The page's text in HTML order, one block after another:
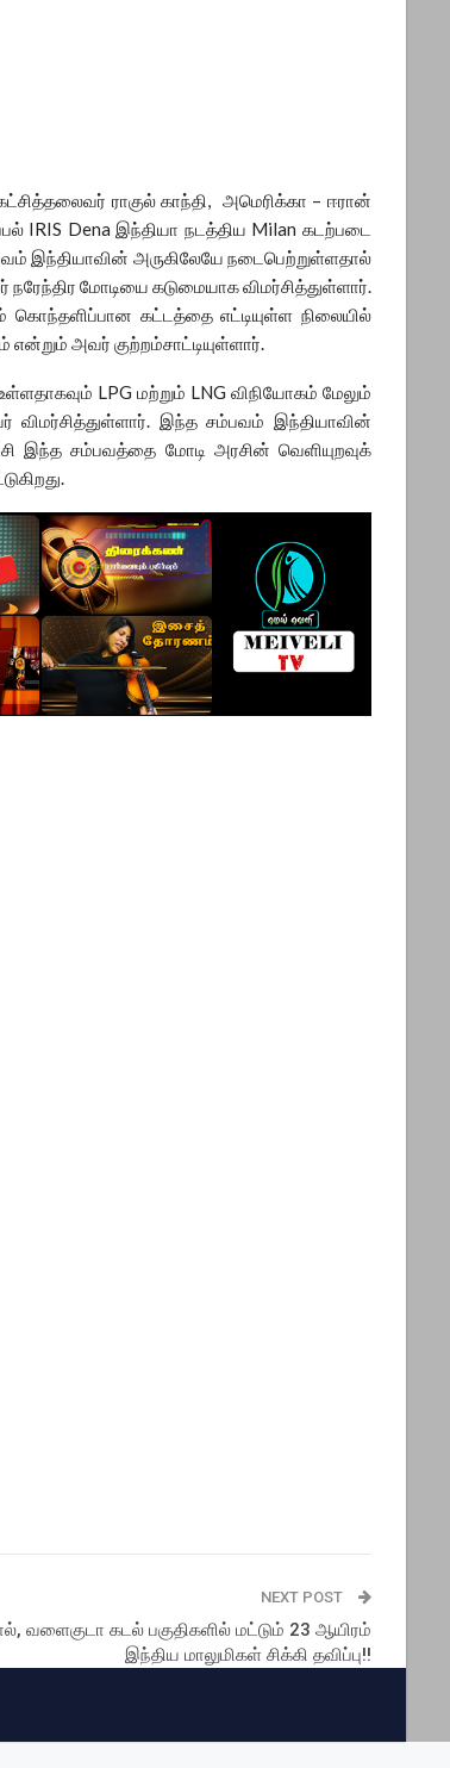
ராகுல் காந்தி, அமெரிக்கா – ஈரான்
IRIS Dena இந்தியா நடத்திய Milan கடற்படை
இந்தியாவின் அருகிலேயே நடைபெற்றுள்ளதால்
மோடியை கடுமையாக விமர்சித்துள்ளார்.
கொந்தளிப்பான கட்டத்தை எட்டியுள்ள நிலையில்
அவர் குற்றம்சாட்டியுள்ளார்.
LPG மற்றும் LNG விநியோகம் மேலும்
விமர்சித்துள்ளார். இந்த சம்பவம் இந்தியாவின்
இந்த சம்பவத்தை மோடி அரசின் வெளியுறவுக்
NEXT POST
வளைகுடா கடல் பகுதிகளில் மட்டும் 23 ஆயிரம்
இந்திய மாலுமிகள் சிக்கி தவிப்பு!!